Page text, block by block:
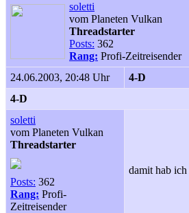
soletti
vom Planeten Vulkan
Threadstarter
Posts: 362
Rang: Profi-Zeitreisender
24.06.2003, 20:48 Uhr
4-D
4-D
soletti
vom Planeten Vulkan
Threadstarter
Posts: 362
Rang: Profi-
Zeitreisender
damit hab